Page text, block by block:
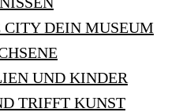
CITY DEIN MUSEUM
UND KINDER
TRIFFT KUNST